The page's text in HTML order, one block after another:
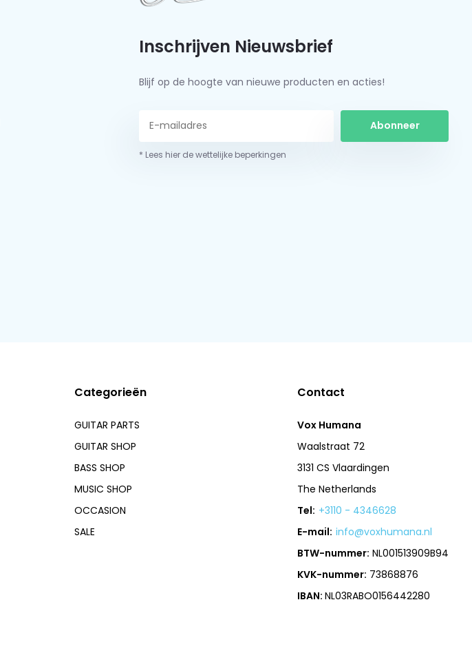
Inschrijven Nieuwsbrief
Blijf op de hoogte van nieuwe producten en acties!
Abonneer
* Lees hier de wettelijke beperkingen
Categorieën
GUITAR PARTS
GUITAR SHOP
BASS SHOP
MUSIC SHOP
OCCASION
SALE
Contact
Vox Humana
Waalstraat 72
3131 CS Vlaardingen
The Netherlands
Tel: +3110 - 4346628
E-mail: info@voxhumana.nl
BTW-nummer: NL001513909B94
KVK-nummer: 73868876
IBAN:NL03RABO0156442280